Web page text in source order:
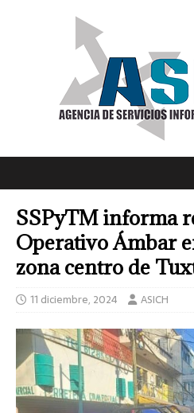
SSPyTM informa
Operativo Ámbar
zona centro de
11 diciembre, 2024 ASICH